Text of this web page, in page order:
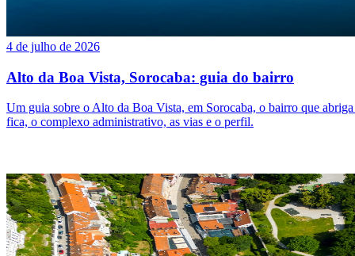
4 de julho de 2026
Alto da Boa Vista, Sorocaba: guia do bairro
Um guia sobre o Alto da Boa Vista, em Sorocaba, o bairro que
fica, o complexo administrativo, as vias e o perfil.